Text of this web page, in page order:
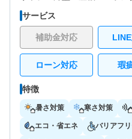
サービス
補助金対応
ローン対応 瑕
特徴
暑さ対策 寒さ対策
エコ・省エネ バリアフ